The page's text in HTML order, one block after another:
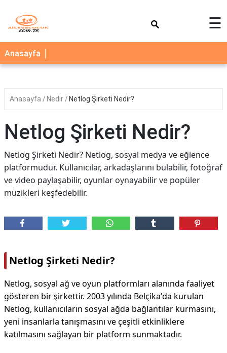
AİLE
ÇOCUK
SAĞLIK
BLOG
FAYDALI
BİLGİLER
YEMEK
☰
Anasayfa
Anasayfa Nedir Netlog Şirketi Nedir?
Netlog Şirketi Nedir?
Netlog Şirketi Nedir? Netlog, sosyal medya ve eğlence
platformudur. Kullanıcılar, arkadaşlarını bulabilir, fotoğraf
ve video paylaşabilir, oyunlar oynayabilir ve popüler
müzikleri keşfedebilir.
Netlog Şirketi Nedir?
Netlog, sosyal ağ ve oyun platformları alanında faaliyet
gösteren bir şirkettir. 2003 yılında Belçika'da kurulan
Netlog, kullanıcıların sosyal ağda bağlantılar kurmasını,
yeni insanlarla tanışmasını ve çeşitli etkinliklere
katılmasını sağlayan bir platform sunmaktadır.